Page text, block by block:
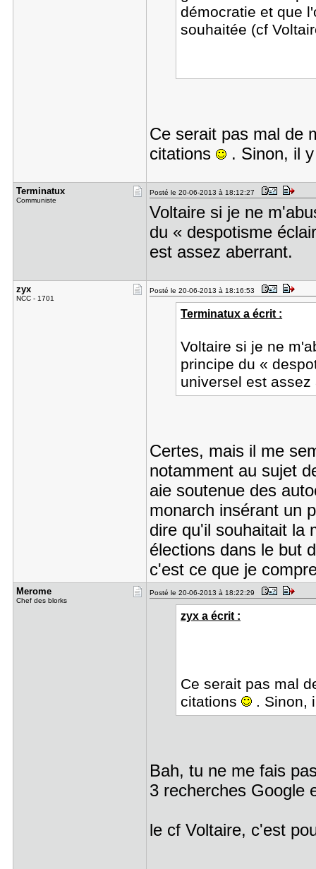
démocratie et que
souhaitée (cf
Ce serait pas mal de
citations
. Sinon, il y
Terminatux
Communiste
Posté le 20-06-2013 à 18:12:27
Voltaire si je ne
du « despotisme
est assez aberrant.
zyx
NCC - 1701
Posté le 20-06-2013 à 18:16:53
Terminatux a écrit :
Voltaire si je ne
principe du «
universel est assez
Certes, mais il me
notamment au sujet
aie soutenue des
monarch insérant un
dire qu'il souhaitait la
élections dans le but
c'est ce que je
Merome
Chef des blorks
Posté le 20-06-2013 à 18:22:29
zyx a écrit :
Ce serait pas mal
citations
. Sinon,
Bah, tu ne me fais
3 recherches Google
le cf Voltaire, c'est